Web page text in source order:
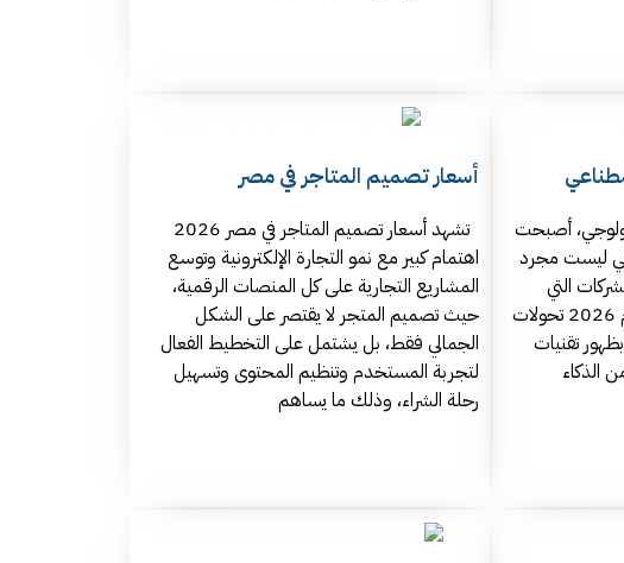
أصبحت
ليست مجرد
التي
تسعى للابتكار والتميز. يشهد عام 2026 تحولات
تقنيات
الذكاء
أسعار تصميم المتاجر في مصر
تشهد أسعار تصميم المتاجر في مصر 2026
اهتمام كبير مع نمو التجارة الإلكترونية وتوسع
المشاريع التجارية على كل المنصات الرقمية،
حيث تصميم المتجر لا يقتصر على الشكل
الجمالي فقط، بل يشتمل على التخطيط الفعال
لتجربة المستخدم وتنظيم المحتوى وتسهيل
رحلة الشراء، وذلك ما يساهم